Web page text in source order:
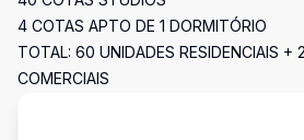
4 COTAS APTO DE 1 DORMITÓRIO
TOTAL: 60 UNIDADES RESIDENCIAIS +
COMERCIAIS